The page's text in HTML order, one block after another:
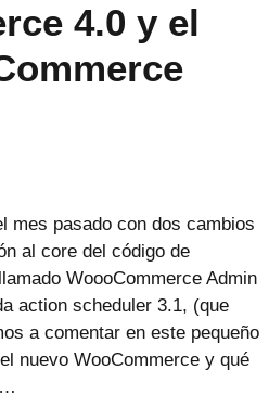
4.0 y el
mes pasado con dos cambios
al core del código de
WoooCommerce Admin
action scheduler 3.1, (que
a comentar en este pequeño
nuevo WooCommerce y qué
…